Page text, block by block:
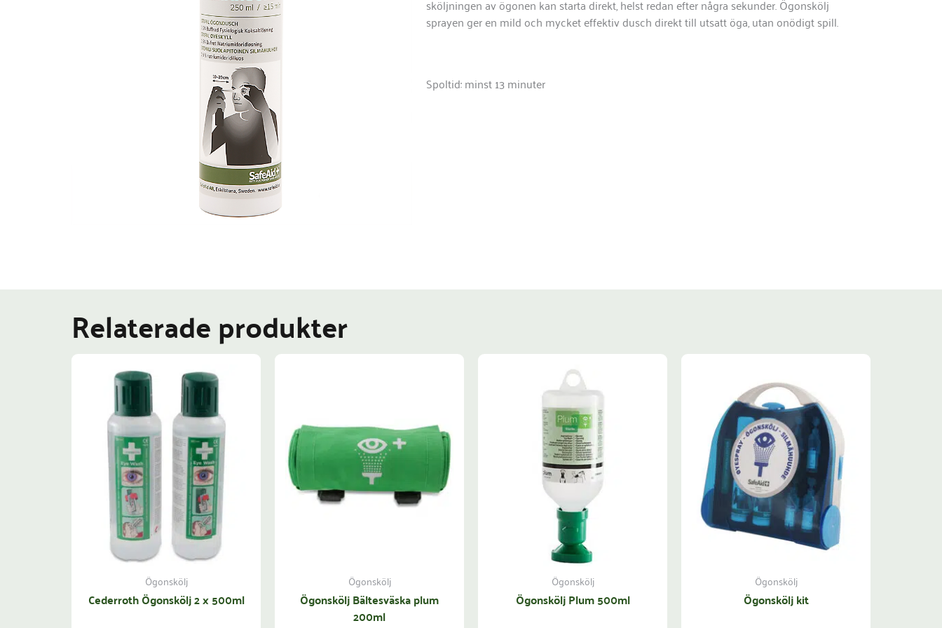
sköljningen av ögonen kan starta direkt, helst redan efter några sekunder. Ögonskölj
sprayen ger en mild och mycket effektiv dusch direkt till utsatt öga, utan onödigt spill.
Spoltid: minst 13 minuter
Relaterade produkter
Ögonskölj
Cederroth Ögonskölj 2 x 500ml
Ögonskölj
Ögonskölj Bältesväska plum
200ml
Ögonskölj
Ögonskölj Plum 500ml
Ögonskölj
Ögonskölj kit